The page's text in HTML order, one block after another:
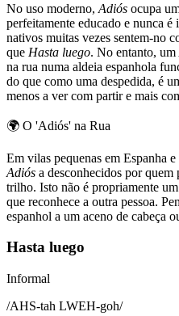
No uso moderno, Adiós ocupa
perfeitamente educado e nunca é
nativos muitas vezes sentem-no
que Hasta luego. No entanto, um
na rua numa aldeia espanhola
do que como uma despedida, é
menos a ver com partir e mais
🌍 O 'Adiós' na Rua
Em vilas pequenas em Espanha
Adiós a desconhecidos por quem
trilho. Isto não é propriamente
que reconhece a outra pessoa.
espanhol a um aceno de cabeça
Hasta luego
Informal
/AHS-tah LWEH-goh/